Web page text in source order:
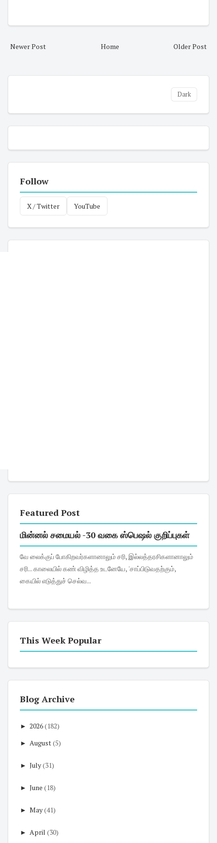
Newer Post Older Post
Home
Dark
Follow
X / Twitter YouTube
Featured Post
மின்னல் சமையல் -30 வகை ஸ்பெஷல் குறிப்புகள்
வே லைக்குப் போகிறவர்களானாலும் சரி, இல்லத்தரசிகளானாலும்
சரி... காலையில் கண் விழித்த உடனேயே, 'சாப்பிடுவதற்கும்,
கையில் எடுத்துச் செல்வ...
This Week Popular
Blog Archive
► 2026(182)
► August(5)
► July(31)
► June (18)
► May(41)
► April (30)